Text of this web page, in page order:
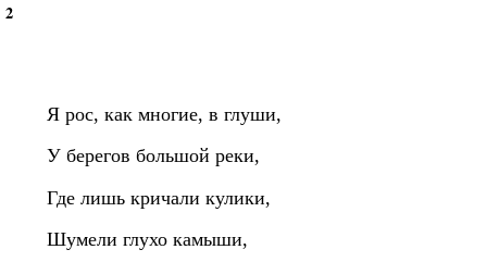
2
Я рос, как многие, в глуши,
У берегов большой реки,
Где лишь кричали кулики,
Шумели глухо камыши,